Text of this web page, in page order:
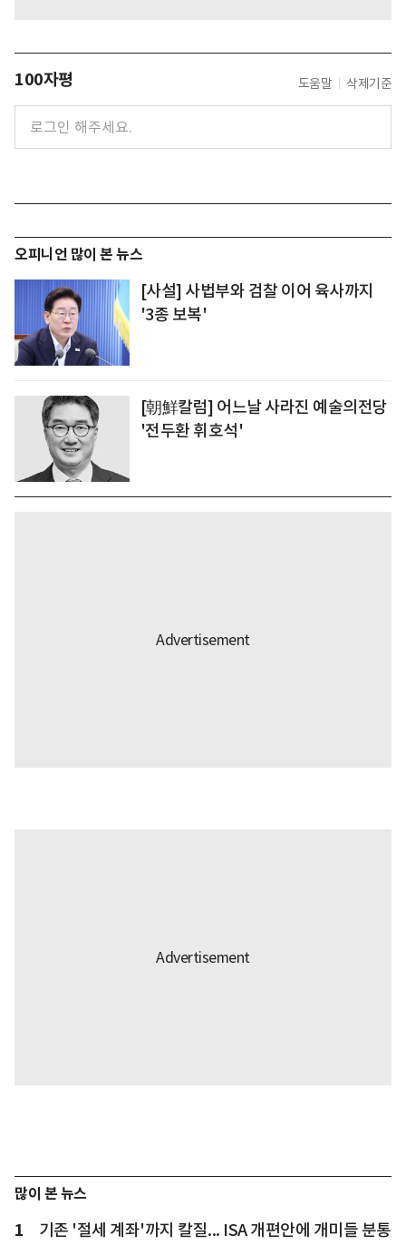
100자평 도움말 삭제기준
오피니언 많이 본 뉴스
[사설] 사법부와 검찰 이어 육사까지
'3종 보복'
[朝鮮칼럼] 어느날 사라진 예술의전당
'전두환 휘호석'
많이 본 뉴스
1 기존 '절세 계좌'까지 칼질... ISA 개편안에 개미들 분통